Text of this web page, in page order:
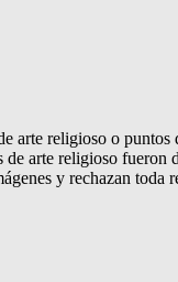
religioso o
arte religioso
y rechazan toda